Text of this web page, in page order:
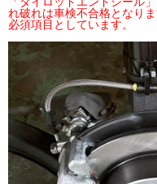
れ破れは車検不合格となり
必須項目としています。